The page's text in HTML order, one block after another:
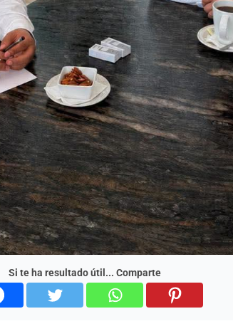
Si te ha resultado útil... Comparte
ciudadanos y revisión
de programas
5 agosto 2026 Redacción